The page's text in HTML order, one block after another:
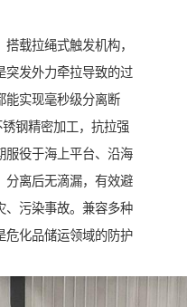
载拉绳式触发机构，
突发外力牵拉导致的过
能实现毫秒级分离断
钢精密加工，抗拉强
服役于海上平台、沿海
分离后无滴漏，有效避
、污染事故。兼容多种
危化品储运领域的防护